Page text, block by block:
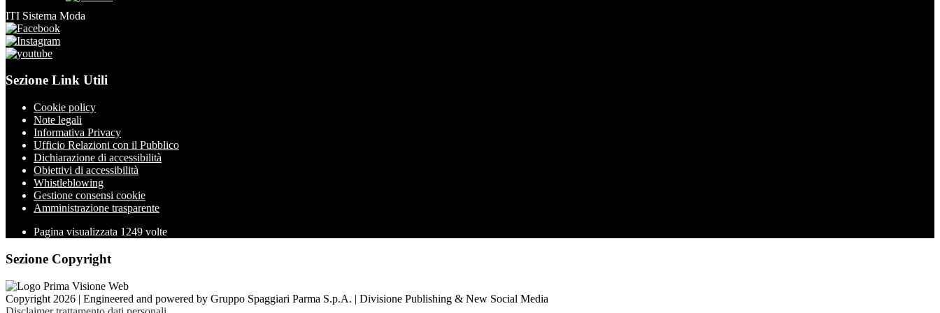
ITI Sistema Moda
Sezione Link Utili
Cookie policy
Note legali
Informativa Privacy
Ufficio Relazioni con il Pubblico
Dichiarazione di accessibilità
Obiettivi di accessibilità
Whistleblowing
Gestione consensi cookie
Amministrazione trasparente
Pagina visualizzata 1249 volte
Sezione Copyright
Copyright 2026 | Engineered and powered by Gruppo Spaggiari Parma S.p.A. | Divisione Publishing & New Social Media